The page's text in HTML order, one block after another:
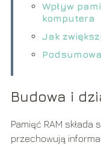
Wpływ
komputera
Jak
Budowa i
Pamięć RAM
przechowują